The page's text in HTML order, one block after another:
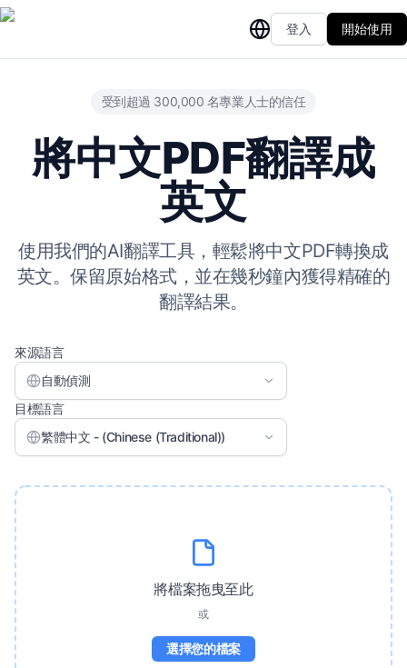
登入 開始使用
受到超過 300,000 名專業人士的信任
將中文PDF翻譯成
英文
使用我們的AI翻譯工具，輕鬆將中文PDF轉換成
英文。保留原始格式，並在幾秒鐘內獲得精確的
翻譯結果。
來源語言
自動偵測
目標語言
繁體中文 - (Chinese (Traditional))
將檔案拖曳至此
或
選擇您的檔案